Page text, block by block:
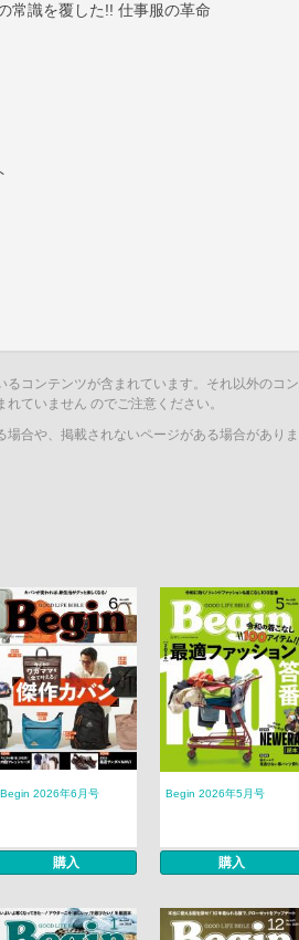
常識を覆した!! 仕事服の革命
コンテンツが含まれています。それ以外のコン
ていません のでご注意ください。
合や、掲載されないページがある場合がありま
Begin 2026年6月号
購入
Begin 2026年5月号
購入